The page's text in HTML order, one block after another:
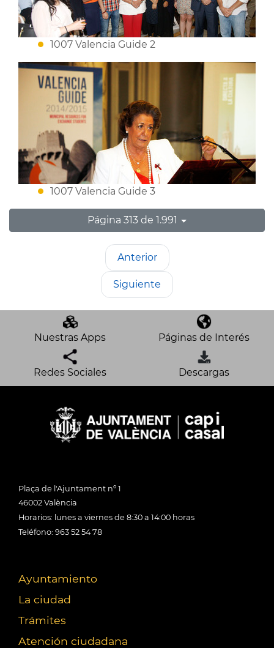
1007 Valencia Guide 2
1007 Valencia Guide 3
Página 313 de 1.991
Anterior
Siguiente
Nuestras Apps Páginas de Interés
Redes Sociales Descargas
Plaça de l'Ajuntament nº 1
46002 València
Horarios: lunes a viernes de 8:30 a 14:00 horas
Teléfono: 963 52 54 78
Ayuntamiento
La ciudad
Trámites
Atención ciudadana